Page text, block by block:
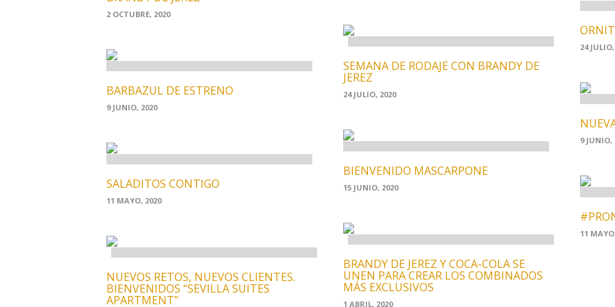
2 OCTUBRE, 2020
24
SEMANA DE RODAJE CON BRANDY DE
JEREZ
24 JULIO, 2020
BARBAZUL DE ESTRENO
9 JUNIO, 2020
9 JUNIO,
BIENVENIDO MASCARPONE
15 JUNIO, 2020
SALADITOS CONTIGO
11 MAYO, 2020
11
BRANDY DE JEREZ Y COCA-COLA SE
UNEN PARA CREAR LOS COMBINADOS
MÁS EXCLUSIVOS
1 ABRIL, 2020
NUEVOS RETOS, NUEVOS CLIENTES.
BIENVENIDOS “SEVILLA SUITES
APARTMENT”